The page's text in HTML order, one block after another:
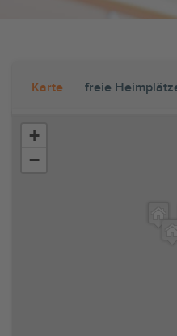
Karte freie
+
−